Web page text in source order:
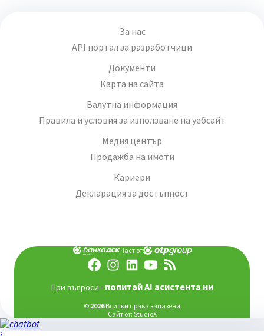
За нас
API портал за разработчици
Документи
Карта на сайта
Валутна информация
Правила и условия за използване на уебсайт
Медия център
Продажба на имоти
Кариери
Декларация за достъпност
Част от:
При въпроси - попитай AI асистента ни
© 2026Всички права запазени
Сайт от: StudioX